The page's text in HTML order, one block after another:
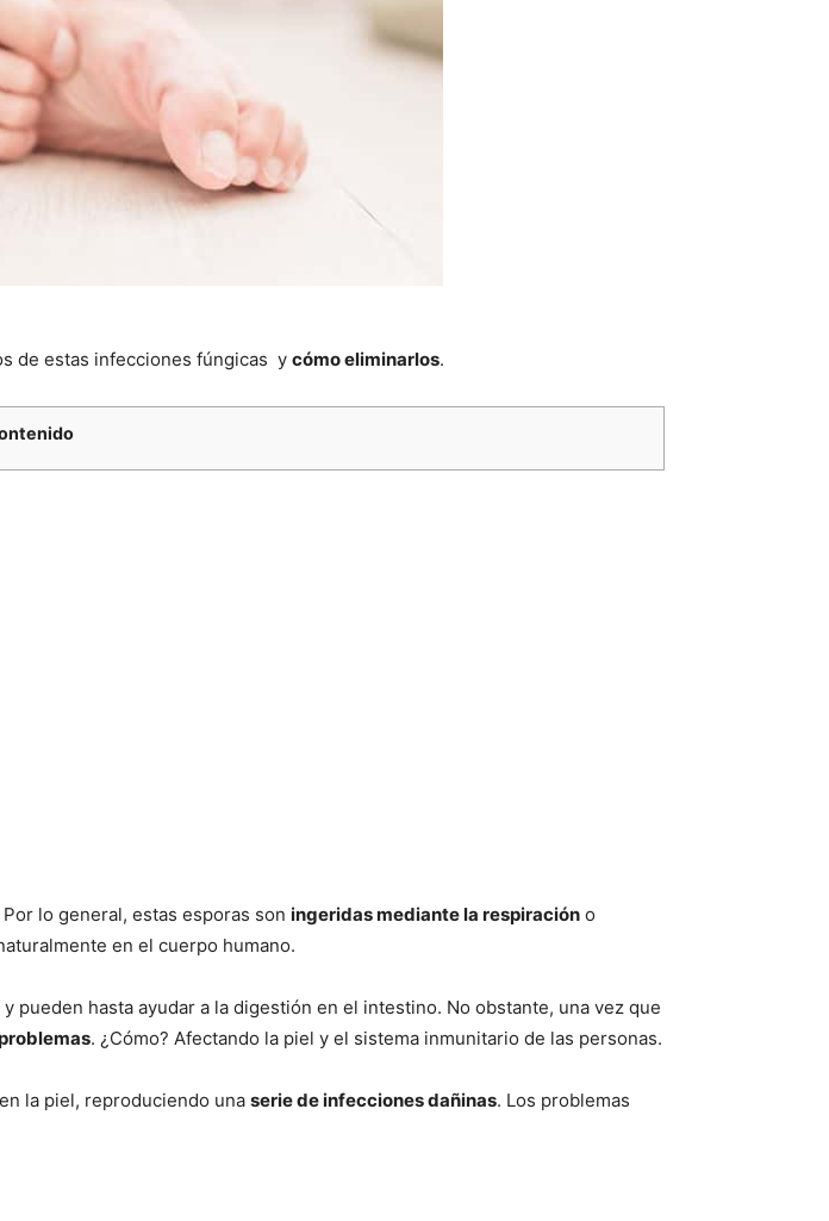
de estas infecciones fúngicas y cómo eliminarlos.
lo general, estas esporas son ingeridas mediante la respiración o
en el cuerpo humano.
hasta ayudar a la digestión en el intestino. No obstante, una vez que
. ¿Cómo? Afectando la piel y el sistema inmunitario de las personas.
la piel, reproduciendo una serie de infecciones dañinas. Los problemas